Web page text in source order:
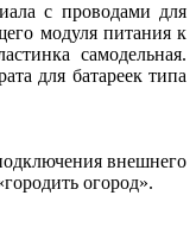
с проводами для
модуля питания к
самодельная.
для батареек типа
внешнего
огород».